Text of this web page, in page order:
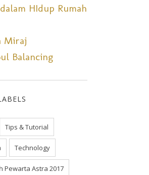
HIdup Rumah
Miraj
Balancing
Tips & Tutorial
Technology
Pewarta Astra 2017